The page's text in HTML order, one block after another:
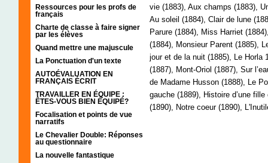
Ressources pour les profs de
français
Charte de classe à faire signer
par les élèves
Quand mettre une majuscule
La Ponctuation d'un texte
AUTOÉVALUATION EN
FRANÇAIS ÉCRIT
TRAVAILLER EN ÉQUIPE :
ÊTES-VOUS BIEN ÉQUIPÉ?
Focalisation et points de vue
narratifs
Le Chevalier Double: Réponses
au questionnaire
La nouvelle fantastique
vie (1883), Aux champs (1883),
Au soleil (1884), Clair de lune
Parure (1884), Miss Harriet
(1884), Monsieur Parent (1885),
jour et de la nuit (1885), Le Horla
(1887), Mont-Oriol (1887), Sur
de Madame Husson (1888), Le
gauche (1889), Histoire d’une
(1890), Notre coeur (1890),